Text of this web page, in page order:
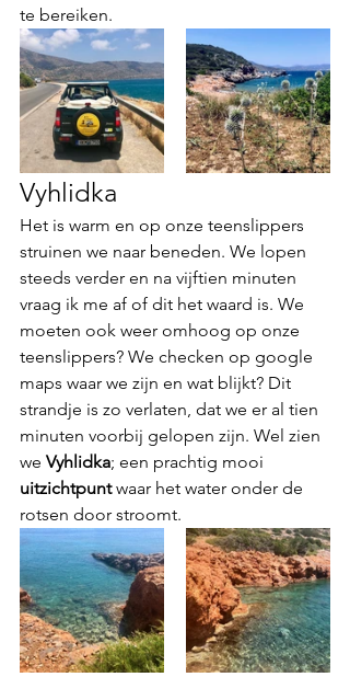
te bereiken.
Vyhlidka
Het is warm en op onze teenslippers
struinen we naar beneden. We lopen
steeds verder en na vijftien minuten
vraag ik me af of dit het waard is. We
moeten ook weer omhoog op onze
teenslippers? We checken op google
maps waar we zijn en wat blijkt? Dit
strandje is zo verlaten, dat we er al tien
minuten voorbij gelopen zijn. Wel zien
we Vyhlidka; een prachtig mooi
uitzichtpunt waar het water onder de
rotsen door stroomt.